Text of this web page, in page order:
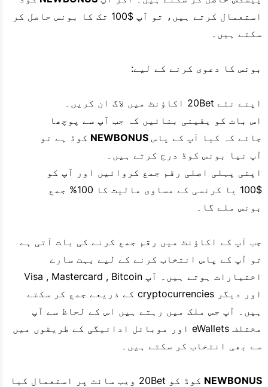
استعمال کرتے ہیں، تو آپ $100 تک کا بونس حاصل کر
سکتے ہیں۔
بونس کا دعوی کرنے کے لیے:
اپنے نئے 20Bet اکاؤنٹ میں لاگ ان کریں۔
اس بات کو یقینی بنائیں کہ جب آپ سے پوچھا
جائے کہ کیا آپ کے پاس NEWBONUS کوڈ ہے تو
آپ نیا بونس کوڈ درج کرتے ہیں۔
اپنی پہلی اصلی رقم جمع کروائیں اور آپ کو
$100 یا کرنسی کے مساوی مالیت کا 100% جمع
بونس ملے گا۔
جب آپ کے اکاؤنٹ میں رقم جمع کرنے کی بات آتی ہے
تو آپ کے پاس انتخاب کرنے کے لیے بہت سارے
اختیارات ہوتے ہیں۔ آپ Visa , Mastercard , Bitcoin
اور دیگر cryptocurrencies کے ذریعے جمع کر سکتے
ہیں۔ آپ جس ملک میں رہتے ہیں اس کے لحاظ سے آپ
مختلف eWallets اور موبائل ادائیگی کے طریقوں میں
سے بھی انتخاب کر سکتے ہیں۔
NEWBONUS
کوڈ کو 20Bet ویب سائٹ پر استعمال کیا